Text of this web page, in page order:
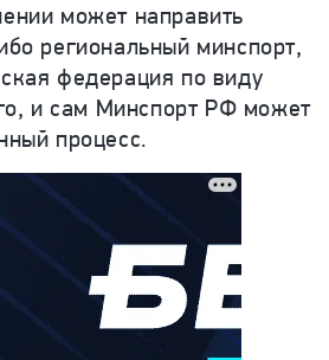
может направить
региональный минспорт,
федерация по виду
и сам Минспорт РФ может
процесс.